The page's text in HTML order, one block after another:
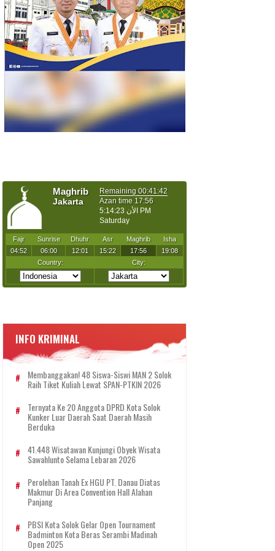
INFO KRIMINAL
Membanggakan! 48 Siswa-Siswi MAN 2 Solok
Raih Tiket Kuliah Lewat SPAN-PTKIN 2026
Ternyata Ke 20 Anggota DPRD Kota Solok
Kunker Luar Daerah Saat Daerah Masih
Berduka
41.448 Wisatawan Kunjungi Obyek Wisata
Sawahlunto Selama Lebaran 2026
Perolehan Tanah Ex HGU PT. Danau Diatas
Makmur Di Area Convention Hall Alahan
Panjang
PBSI Kota Solok Gelar Open Tournament
Badminton Kota Beras Serambi Madinah
Open 2025